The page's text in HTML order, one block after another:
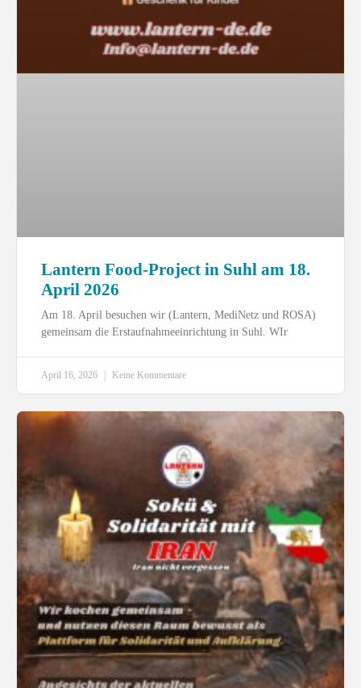
Lantern Food-Project in Suhl am 18.
April 2026
Am 18. April besuchen wir (Lantern, MediNetz und ROSA)
gemeinsam die Erstaufnahmeeinrichtung in Suhl. WIr
April 16, 2026 Keine Kommentare